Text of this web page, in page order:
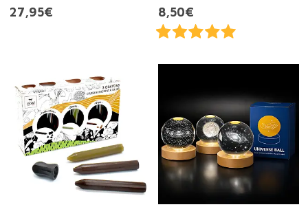
27,95€
8,50€